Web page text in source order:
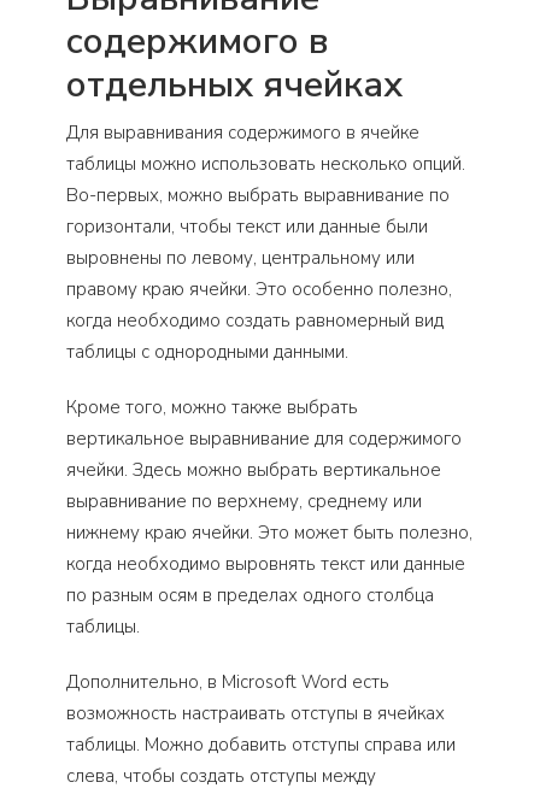
содержимого в
отдельных ячейках
Для выравнивания содержимого в ячейке
таблицы можно использовать несколько опций.
Во-первых, можно выбрать выравнивание по
горизонтали, чтобы текст или данные были
выровнены по левому, центральному или
правому краю ячейки. Это особенно полезно,
когда необходимо создать равномерный вид
таблицы с однородными данными.
Кроме того, можно также выбрать
вертикальное выравнивание для содержимого
ячейки. Здесь можно выбрать вертикальное
выравнивание по верхнему, среднему или
нижнему краю ячейки. Это может быть полезно,
когда необходимо выровнять текст или данные
по разным осям в пределах одного столбца
таблицы.
Дополнительно, в Microsoft Word есть
возможность настраивать отступы в ячейках
таблицы. Можно добавить отступы справа или
слева, чтобы создать отступы между